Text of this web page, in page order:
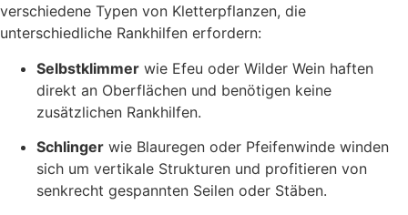
verschiedene Typen von Kletterpflanzen, die
unterschiedliche Rankhilfen erfordern:
Selbstklimmer wie Efeu oder Wilder Wein haften
direkt an Oberflächen und benötigen keine
zusätzlichen Rankhilfen.
Schlinger wie Blauregen oder Pfeifenwinde winden
sich um vertikale Strukturen und profitieren von
senkrecht gespannten Seilen oder Stäben.